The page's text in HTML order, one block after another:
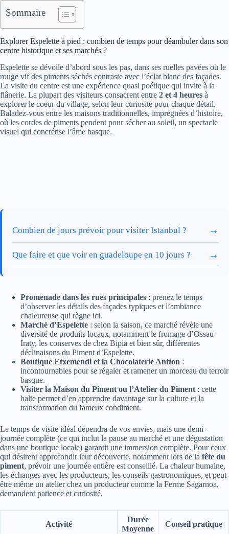
Sommaire
Explorer Espelette à pied : combien de temps pour déambuler dans son
centre historique et ses marchés ?
Espelette se dévoile d’abord sous les pas, dans ses ruelles pavées où le
rouge vif des piments séchés contraste avec l’éclat blanc des façades.
La visite du centre est une expérience quasi poétique qui invite à la
flânerie. La plupart des visiteurs consacrent entre 2 et 4 heures à
explorer le coeur du village, selon leur curiosité pour chaque détail.
Baladez-vous entre les maisons traditionnelles, imprégnées d’histoire,
où les cordes de piments pendent pour sécher au soleil, un spectacle
visuel qui concrétise l’âme basque.
Combien de jours prévoir pour visiter Istanbul ? →
Que faire et que voir en guadeloupe en 10 jours ? →
Promenade dans les rues principales : prenez le temps
d’observer les détails des façades typiques et l’ambiance
chaleureuse qui règne ici.
Marché d’Espelette : selon la saison, ce marché révèle une
diversité de produits locaux, notamment le fromage d’Ossau-
Iraty, les conserves de chez Bipia et bien sûr, différentes
déclinaisons du Piment d’Espelette.
Boutique Etxemendi et la Chocolaterie Antton :
incontournables pour se régaler et ramener un morceau du terroir
basque.
Visiter la Maison du Piment ou l’Atelier du Piment : cette
halte permet d’en apprendre davantage sur la culture et la
transformation du fameux condiment.
Le temps de visite idéal dépendra de vos envies, mais une demi-
journée complète (ce qui inclut la pause au marché et une dégustation
dans une boutique locale) garantit une immersion complète. Pour ceux
qui désirent approfondir leur découverte, notamment lors de la fête du
piment, prévoir une journée entière est conseillé. La chaleur humaine,
les échanges avec les producteurs, les conseils gastronomiques, et peut-
être même un atelier chez un producteur comme la Ferme Sagarnoa,
demandent patience et curiosité.
Activité
Durée
Moyenne
Conseil pratique